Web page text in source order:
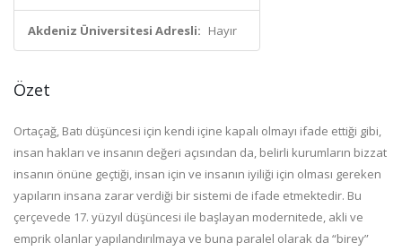
Akdeniz Üniversitesi Adresli: Hayır
Özet
Ortaçağ, Batı düşüncesi için kendi içine kapalı olmayı ifade ettiği gibi,
insan hakları ve insanın değeri açısından da, belirli kurumların bizzat
insanın önüne geçtiği, insan için ve insanın iyiliği için olması gereken
yapıların insana zarar verdiği bir sistemi de ifade etmektedir. Bu
çerçevede 17. yüzyıl düşüncesi ile başlayan modernitede, akli ve
emprik olanlar yapılandırılmaya ve buna paralel olarak da “birey”